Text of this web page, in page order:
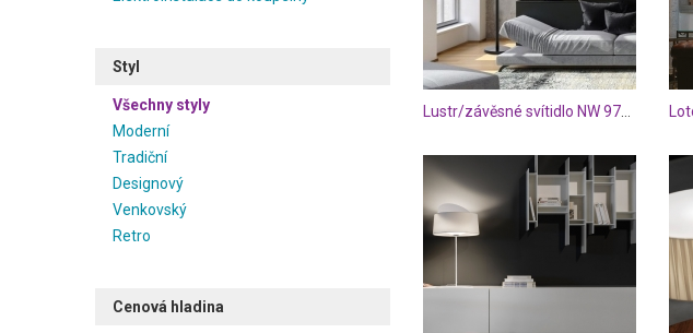
Styl
Všechny styly
Moderní
Tradiční
Designový
Venkovský
Retro
Cenová hladina